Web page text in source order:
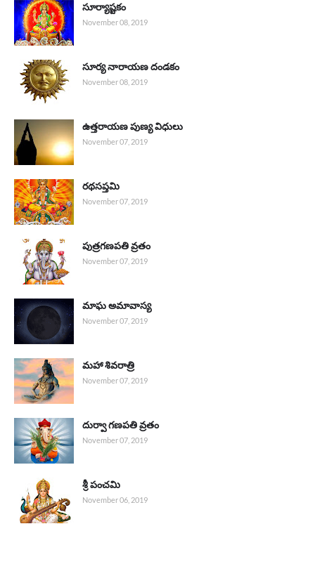
సూర్యాష్టకం
November 08, 2019
సూర్య నారాయణ దండకం
November 08, 2019
ఉత్తరాయణ పుణ్య విధులు
November 07, 2019
రథసప్తమి
November 07, 2019
పుత్రగణపతి వ్రతం
November 07, 2019
మాఘ అమావాస్య
November 07, 2019
మహా శివరాత్రి
November 07, 2019
దుర్వా గణపతి వ్రతం
November 07, 2019
శ్రీ పంచమి
November 06, 2019